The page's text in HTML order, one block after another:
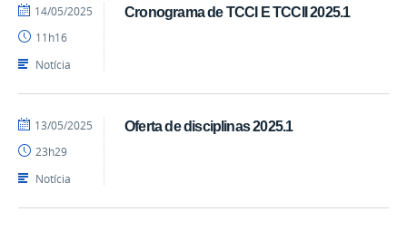
Cronograma de TCCI E TCCII 2025.1
por
publicado
14/05/2025
11h16
Notícia
Oferta de disciplinas 2025.1
por
publicado
13/05/2025
23h29
Notícia